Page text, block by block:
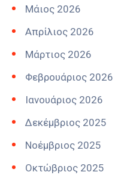
Μάιος 2026
Απρίλιος 2026
Μάρτιος 2026
Φεβρουάριος 2026
Ιανουάριος 2026
Δεκέμβριος 2025
Νοέμβριος 2025
Οκτώβριος 2025